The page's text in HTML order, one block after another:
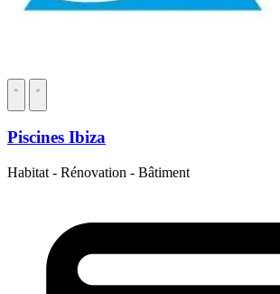
Piscines Ibiza
Habitat - Rénovation - Bâtiment